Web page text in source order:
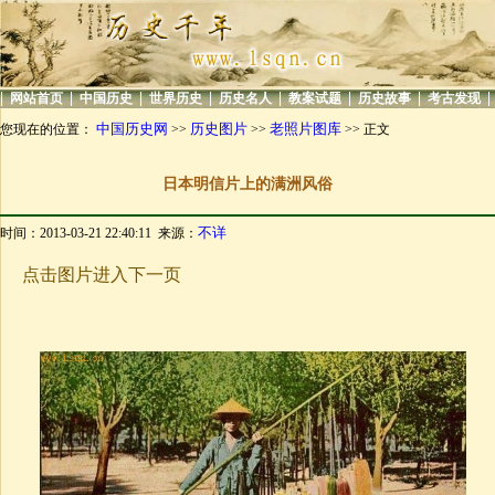
| 网站首页 | 中国历史 | 世界历史 | 历史名人 | 教案试题 | 历史故事 | 考古发现 |
您现在的位置： 中国历史网 >> 历史图片 >> 老照片图库 >> 正文
日本明信片上的满洲风俗
时间：2013-03-21 22:40:11 来源： 不详
点击图片进入下一页